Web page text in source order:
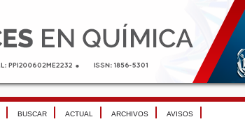
BUSCAR ACTUAL ARCHIVOS AVISOS